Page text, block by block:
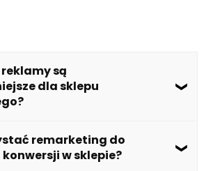
są
dla sklepu
najskuteczniejsze
to te, które skutecznie
klientów, angażują
remarketing do
w sklepie?